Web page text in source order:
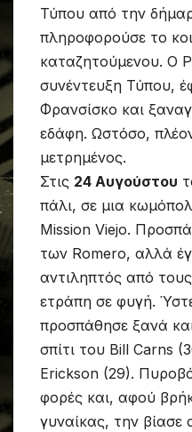
Τύπου από την
πληροφορούσε το
καταζητούμενου. Ο
συνέντευξη Τύπου,
Φρανσίσκο και
εδάφη. Ωστόσο,
μετρημένος.
Στις 24 Αυγούστου
πάλι, σε μια
Mission Viejo.
των Romero, αλλά
αντιληπτός από
ετράπη σε φυγή.
προσπάθησε ξανά
σπίτι του Bill Carns
Erickson (29).
φορές και, αφού
γυναίκας, την